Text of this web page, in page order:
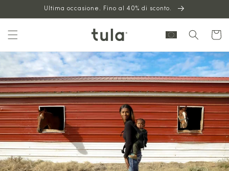
contenuto
Ultima occasione. Fino al 40% di sconto.
Carrello